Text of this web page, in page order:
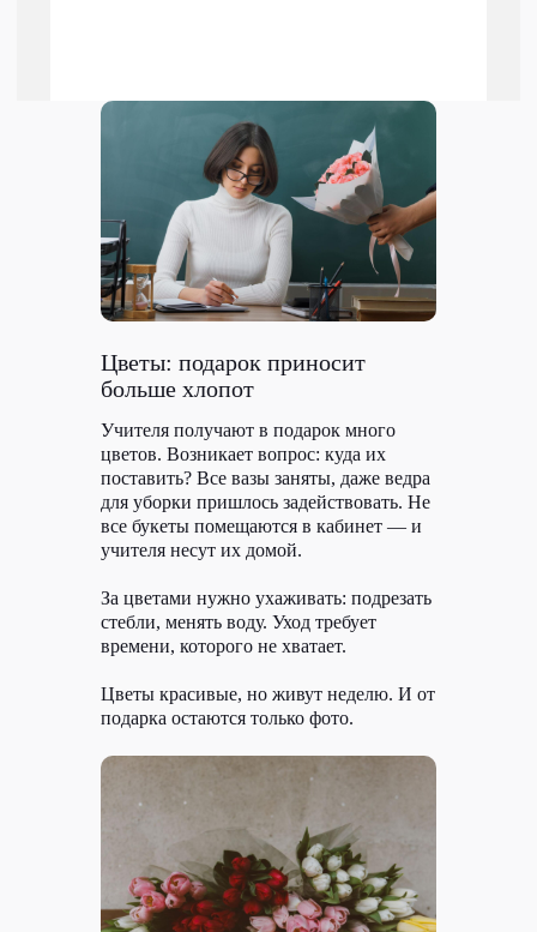
Цветы: подарок приносит
больше хлопот
Учителя получают в подарок много
цветов. Возникает вопрос: куда их
поставить? Все вазы заняты, даже ведра
для уборки пришлось задействовать. Не
все букеты помещаются в кабинет — и
учителя несут их домой.
За цветами нужно ухаживать: подрезать
стебли, менять воду. Уход требует
времени, которого не хватает.
Цветы красивые, но живут неделю. И от
подарка остаются только фото.